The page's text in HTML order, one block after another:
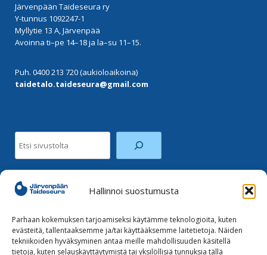
Hallinnoi suostumusta
Parhaan kokemuksen tarjoamiseksi käytämme teknologioita, kuten
evästeitä, tallentaaksemme ja/tai käyttääksemme laitetietoja. Näiden
tekniikoiden hyväksyminen antaa meille mahdollisuuden käsitellä
tietoja, kuten selauskäyttäytymistä tai yksilöllisiä tunnuksia tällä
Järvenpään Taideseura ry
Y-tunnus 1092247-1
Myllytie 13 A, Järvenpää
Avoinna ti–pe 14–18 ja la–su 11–15.
Puh. 0400 213 720 (aukioloaikoina)
taidetalo.taideseura@gmail.com
Instagram
Tilaa uutiskirje